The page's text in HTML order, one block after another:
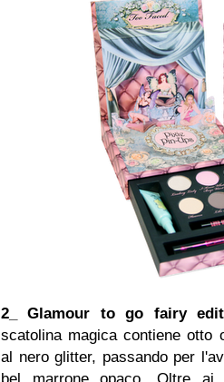
2_ Glamour to go fairy
scatolina magica contiene otto
al nero glitter, passando per